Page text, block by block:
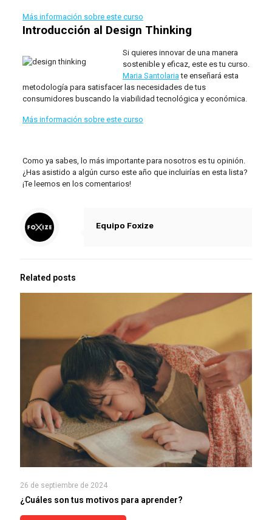
Más información sobre este curso
Introducción al Design Thinking
Si quieres innovar de una manera
sostenible y eficaz, este es tu curso.
Maria Santolariate enseñará esta
metodología para satisfacer las necesidades de tus
consumidores buscando la viabilidad tecnológica y económica.
Más información sobre este curso
Como ya sabes, lo más importante para nosotros es tu opinión.
¿Has asistido a algún curso este año que incluirías en esta lista?
¡Te leemos en los comentarios!
Equipo Foxize
Related posts
26 de septiembre de 2024
¿Cuáles son tus motivos para aprender?